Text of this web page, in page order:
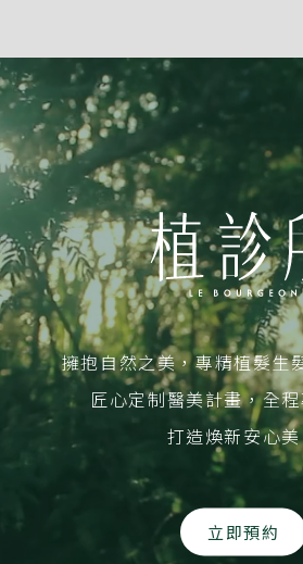
擁抱自然之美，專精植髮生
匠心定制醫美計畫，全
打造煥新安心
立即預約